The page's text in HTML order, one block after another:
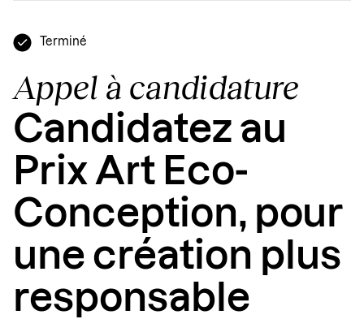
Terminé
Appel à candidature
Candidatez au
Prix Art Eco-
Conception, pour
une création plus
responsable